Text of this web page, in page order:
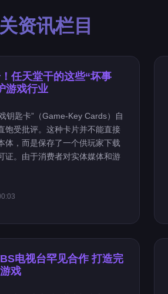
资讯栏目
任天堂干的这些“坏事
游戏行业
钥匙卡”（Game-Key Cards）自
饱受批评。这种卡片并不能直接
体，而是保存了一个供玩家下载
证。由于消费者对实体媒体和游
电视台罕见合作 打造完
戏